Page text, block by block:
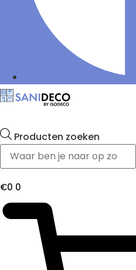
Producten zoeken
€0 0